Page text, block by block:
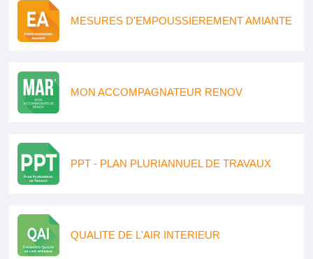
MESURES D'EMPOUSSIEREMENT AMIANTE
MON ACCOMPAGNATEUR RENOV
PPT - PLAN PLURIANNUEL DE TRAVAUX
QUALITE DE L'AIR INTERIEUR